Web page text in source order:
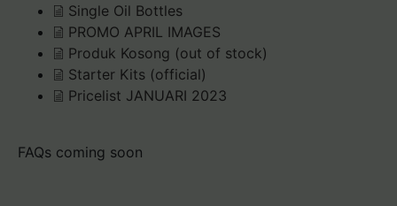
Single Oil Bottles
PROMO APRIL IMAGES
Produk Kosong (out of stock)
Starter Kits (official)
Pricelist JANUARI 2023
FAQs coming soon